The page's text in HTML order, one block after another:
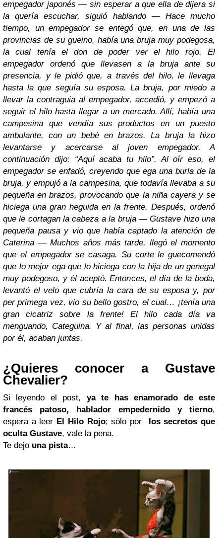
empegador japonés — sin esperar a que ella de dijera si
la quería escuchar, siguió hablando — Hace mucho
tiempo, un empegador se entegó que, en una de las
provincias de su gueino, había una bruja muy podegosa,
la cual tenía el don de poder ver el hilo rojo. El
empegador ordenó que llevasen a la bruja ante su
presencia, y le pidió que, a través del hilo, le llevaga
hasta la que seguía su esposa. La bruja, por miedo a
llevar la contraguia al empegador, accedió, y empezó a
seguir el hilo hasta llegar a un mercado. Allí, había una
campesina que vendía sus productos en un puesto
ambulante, con un bebé en brazos. La bruja la hizo
levantarse y acercarse al joven empegador. A
continuación dijo: “Aquí acaba tu hilo”. Al oír eso, el
empegador se enfadó, creyendo que ega una burla de la
bruja, y empujó a la campesina, que todavía llevaba a su
pequeña en brazos, provocando que la niña cayera y se
hiciega una gran heguida en la frente. Después, ordenó
que le cortagan la cabeza a la bruja — Gustave hizo una
pequeña pausa y vio que había captado la atención de
Caterina — Muchos años más tarde, llegó el momento
que el empegador se casaga. Su corte le guecomendó
que lo mejor ega que lo hiciega con la hija de un genegal
muy podegoso, y él aceptó. Entonces, el día de la boda,
levantó el velo que cubría la cara de su esposa y, por
per primega vez, vio su bello gostro, el cual… ¡tenía una
gran cicatriz sobre la frente! El hilo cada día va
menguando, Categuina. Y al final, las personas unidas
por él, acaban juntas.
¿Quieres conocer a Gustave
Chevalier?
Si leyendo el post, ya
te has enamorado de este
francés patoso, hablador empedernido y tierno,
espera a leer El Hilo Rojo; sólo por
los secretos que
oculta Gustave, vale la pena.
Te dejo una pista…